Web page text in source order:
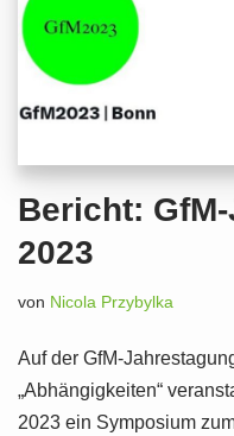
Bericht:
2023
von Nicola Przybylka
Auf der GfM-
„Abhängigkeiten“
2023 ein Symposium